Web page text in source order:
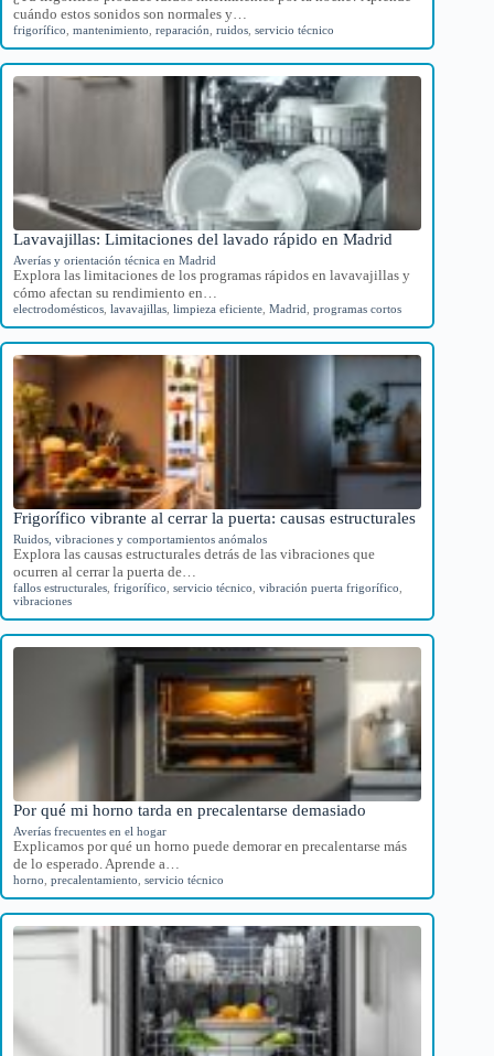
cuándo estos sonidos son normales y…
frigorífico mantenimiento reparación ruidos servicio técnico
Lavavajillas: Limitaciones del lavado rápido en Madrid
Averías y orientación técnica en Madrid
Explora las limitaciones de los programas rápidos en lavavajillas y
cómo afectan su rendimiento en…
electrodomésticos lavavajillas limpieza eficiente Madrid programas cortos
Frigorífico vibrante al cerrar la puerta: causas estructurales
Ruidos, vibraciones y comportamientos anómalos
Explora las causas estructurales detrás de las vibraciones que
ocurren al cerrar la puerta de…
fallos estructurales frigorífico servicio técnico vibración puerta frigorífico
vibraciones
Por qué mi horno tarda en precalentarse demasiado
Averías frecuentes en el hogar
Explicamos por qué un horno puede demorar en precalentarse más
de lo esperado. Aprende a…
horno precalentamiento servicio técnico